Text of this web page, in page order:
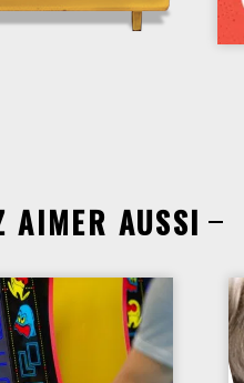
AIMER AUSSI